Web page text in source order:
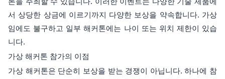
서 상당한 상금에 이르기까지 다양한 보상을 약속합니다. 가상
임에도 불구하고 일부 해커톤에는 나이 또는 위치 제한이 있습
니다.
가상 해커톤 참가의 이점
가상 해커톤은 단순히 보상을 받는 경쟁이 아닙니다. 하나에 참